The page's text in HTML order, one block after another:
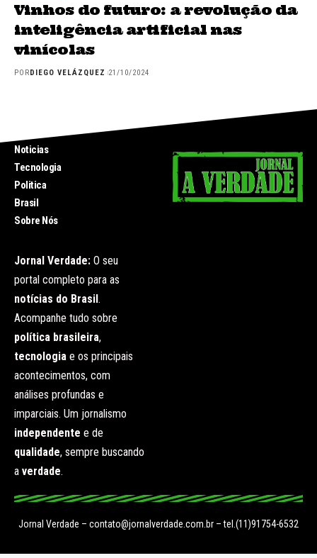
Vinhos do futuro: a revolução da
inteligência artificial nas
vinícolas
POR DIEGO VELÁZQUEZ 21/10/2024
Noticias
Tecnologia
Politica
Brasil
Sobre Nós
Jornal Verdade: O seu
portal completo para as
notícias do Brasil .
Acompanhe tudo sobre
política brasileira,
tecnologia e os principais
acontecimentos, com
análises profundas e
imparciais. Um jornalismo
independente e de
qualidade, sempre buscando
a verdade.
Jornal Verdade – contato@jornalverdade.com.br – tel.(11)91754-6532